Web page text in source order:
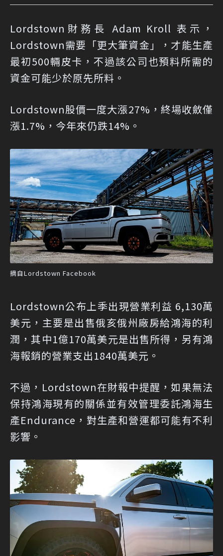
Lordstown財務長 Adam Kroll 表示，
Lordstown需要「更大筆資金」，才能生產
最初500輛皮卡，不過該公司也預料所需的
資金可能少於原先所料。
Lordstown股價一度大漲27%，終場收斂僅
漲1.7%，今年來仍跌14%。
摘自Lordstown Facebook
Lordstown公布上季出現營業利益 6,130萬
美元，主要是出售俄亥俄州廠房給鴻海的利
潤，其中1億170萬美元是出售所得，另有鴻
海報銷的營業支出1840萬美元。
不過，Lordstown在財報中提醒，如果無法
保持鴻海現有的關係並有效管理委託鴻海生
產Endurance，對生產和營運都可能有不利
影響。